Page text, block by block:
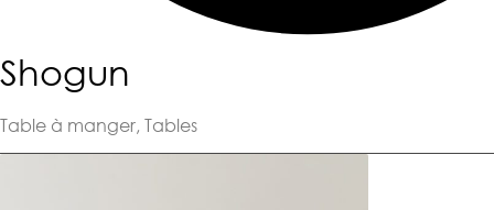
Shogun
Table à manger, Tables